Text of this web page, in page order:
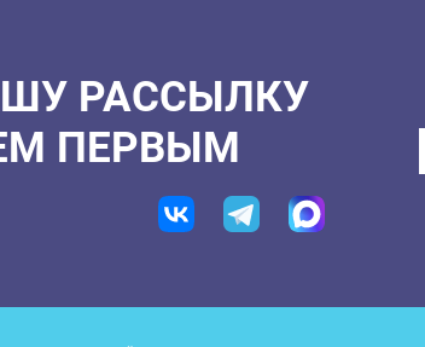
РАССЫЛКУ
ПЕРВЫМ